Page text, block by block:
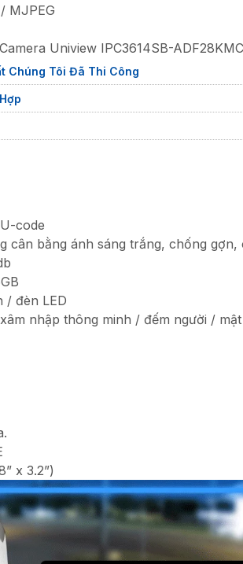
MJPEG
Uniview IPC3614SB-
Chúng Tôi Đã Thi Công
code
cân bằng ánh sáng trắng, chống gợn,
/ đèn LED
nhập thông minh / đếm người /
x 3.2”)